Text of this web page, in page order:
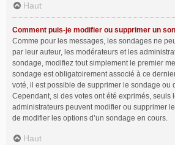
Haut
Comment puis-je modifier ou supprimer un
Comme pour les messages, les sondages ne
par leur auteur, les modérateurs et les
sondage, modifiez tout simplement le premier
sondage est obligatoirement associé à ce
voté, il est possible de supprimer le sondage ou
Cependant, si des votes ont été exprimés, seuls
administrateurs peuvent modifier ou supprimer
de modifier les options d’un sondage en cours.
Haut